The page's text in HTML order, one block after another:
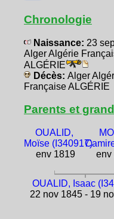
Chronologie
Naissance: 23
Alger Algérie
ALGÉRIE
Décès: Alger
Française ALGÉRIE
Parents et
OUALID,
Moïse (I340917)
env 1819
env
OUALID, Isaac
22 nov 1845 - 19